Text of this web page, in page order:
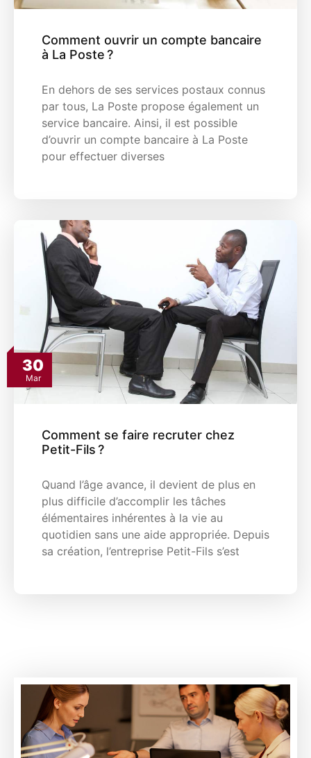
Comment ouvrir un compte bancaire
à La Poste ?
En dehors de ses services postaux connus
par tous, La Poste propose également un
service bancaire. Ainsi, il est possible
d’ouvrir un compte bancaire à La Poste
pour effectuer diverses
30
Mar
Comment se faire recruter chez
Petit-Fils ?
Quand l’âge avance, il devient de plus en
plus difficile d’accomplir les tâches
élémentaires inhérentes à la vie au
quotidien sans une aide appropriée. Depuis
sa création, l’entreprise Petit-Fils s’est